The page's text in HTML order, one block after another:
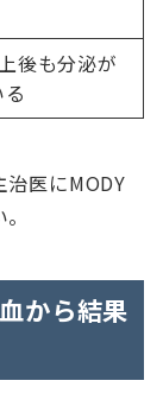
後も分泌が
医にMODY
から結果